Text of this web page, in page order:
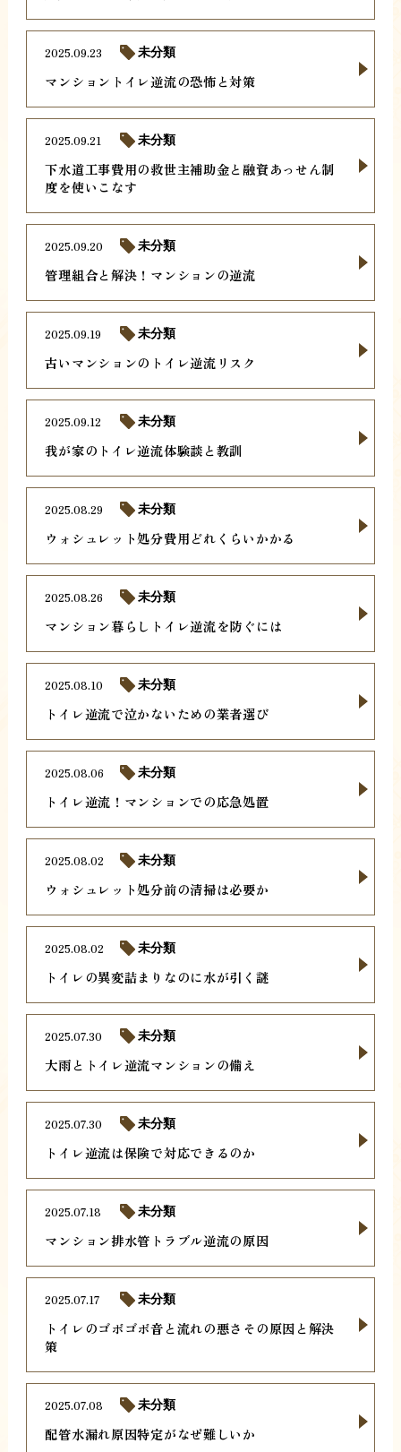
マンショントイレ逆流の恐怖と対策
2025.09.23 未分類
下水道工事費用の救世主補助金と融資あっせん制
度を使いこなす
2025.09.21 未分類
管理組合と解決！マンションの逆流
2025.09.20 未分類
古いマンションのトイレ逆流リスク
2025.09.19 未分類
我が家のトイレ逆流体験談と教訓
2025.09.12 未分類
ウォシュレット処分費用どれくらいかかる
2025.08.29 未分類
マンション暮らしトイレ逆流を防ぐには
2025.08.26 未分類
トイレ逆流で泣かないための業者選び
2025.08.10 未分類
トイレ逆流！マンションでの応急処置
2025.08.06 未分類
ウォシュレット処分前の清掃は必要か
2025.08.02 未分類
トイレの異変詰まりなのに水が引く謎
2025.08.02 未分類
大雨とトイレ逆流マンションの備え
2025.07.30 未分類
トイレ逆流は保険で対応できるのか
2025.07.30 未分類
マンション排水管トラブル逆流の原因
2025.07.18 未分類
トイレのゴボゴボ音と流れの悪さその原因と解決
策
2025.07.17 未分類
配管水漏れ原因特定がなぜ難しいか
2025.07.08 未分類